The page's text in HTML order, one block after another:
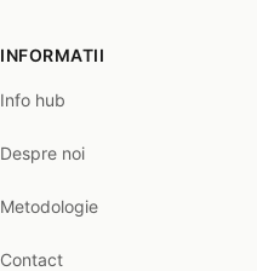
INFORMATII
Info hub
Despre noi
Metodologie
Contact